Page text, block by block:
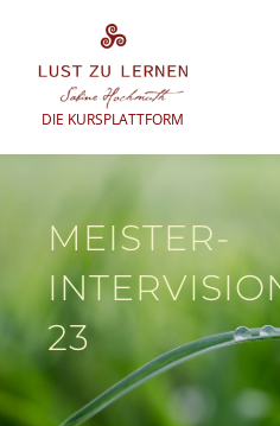
springen
DIE KURSPLATTFORM
MEISTER-
23